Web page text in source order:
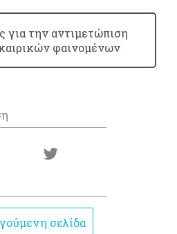
για την αντιμετώπιση
φαινομένων
σελίδα